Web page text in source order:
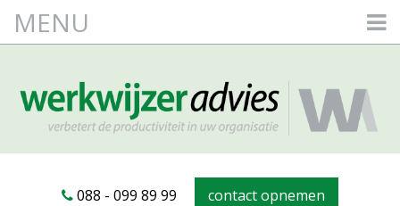
088 - 099 89 99 contact opnemen
MENU